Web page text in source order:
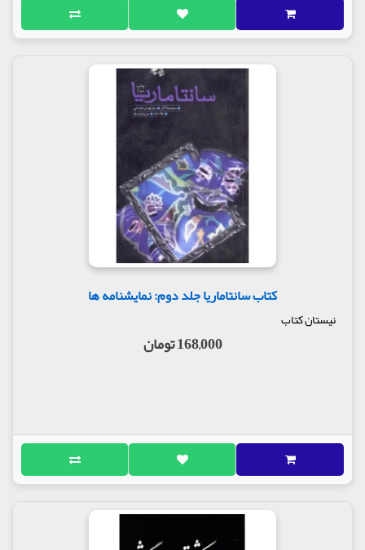
کتاب سانتاماریا جلد دوم: نمایشنامه ها
نیستان کتاب
168,000 تومان